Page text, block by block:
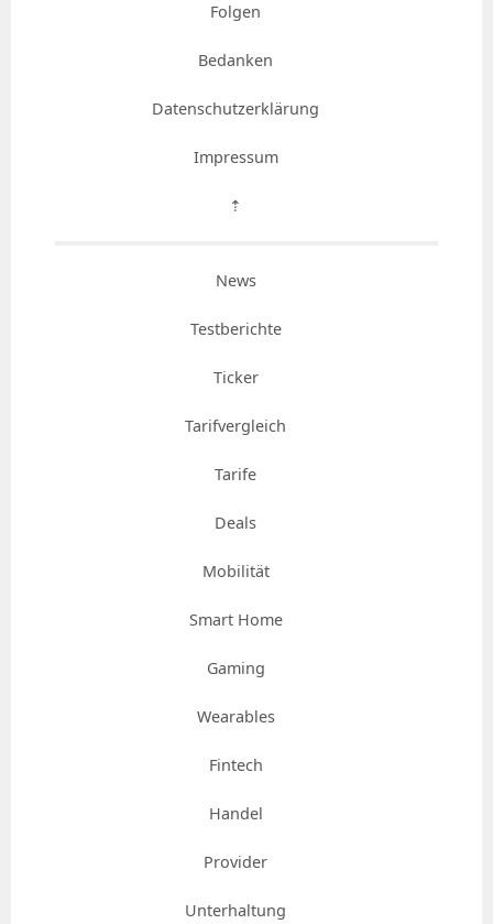
Folgen
Bedanken
Datenschutzerklärung
Impressum
⇡
News
Testberichte
Ticker
Tarifvergleich
Tarife
Deals
Mobilität
Smart Home
Gaming
Wearables
Fintech
Handel
Provider
Unterhaltung